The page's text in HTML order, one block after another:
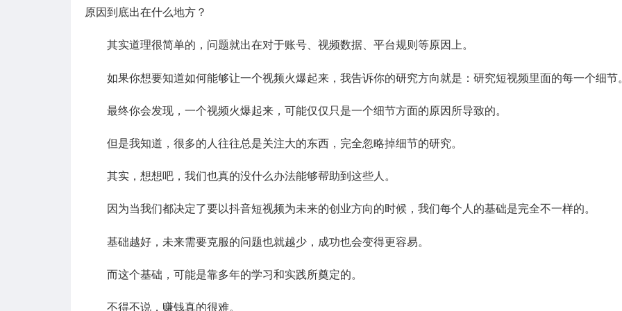
原因到底出在什么地方？
其实道理很简单的，问题就出在对于账号、视频数据、平台规则等原因上。
如果你想要知道如何能够让一个视频火爆起来，我告诉你的研究方向就是：研究短视频里面的每一个细节
最终你会发现，一个视频火爆起来，可能仅仅只是一个细节方面的原因所导致的。
但是我知道，很多的人往往总是关注大的东西，完全忽略掉细节的研究。
其实，想想吧，我们也真的没什么办法能够帮助到这些人。
因为当我们都决定了要以抖音短视频为未来的创业方向的时候，我们每个人的基础是完全不一样的。
基础越好，未来需要克服的问题也就越少，成功也会变得更容易。
而这个基础，可能是靠多年的学习和实践所奠定的。
不得不说，赚钱真的很难。